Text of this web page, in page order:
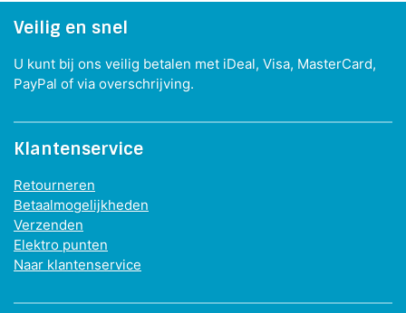
Veilig en snel
U kunt bij ons veilig betalen met iDeal, Visa, MasterCard,
PayPal of via overschrijving.
Klantenservice
Retourneren
Betaalmogelijkheden
Verzenden
Elektro punten
Naar klantenservice